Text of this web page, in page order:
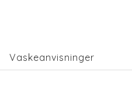
Vaskeanvisninger